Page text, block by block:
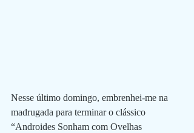
Nesse último domingo, embrenhei-me na
madrugada para terminar o clássico
“Androides Sonham com Ovelhas